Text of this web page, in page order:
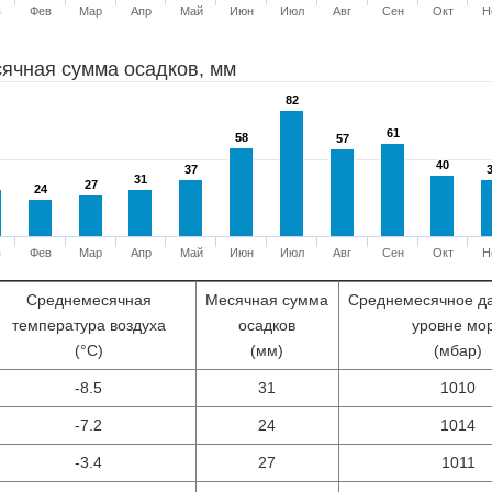
Фев Мар Апр Май Июн Июл Авг Сен Окт
сумма осадков, мм
24
24 27
27 31
31
37
37
58
58
82
82
57
57 61
61
40
40
Фев Мар Апр Май Июн Июл Авг Сен Окт
Среднемесячная
температура воздуха
(°С)
Месячная сумма
осадков
(мм)
Среднемесячное
уровне
(мбар)
-8.5 31 1010
-7.2 24 1014
-3.4 27 1011